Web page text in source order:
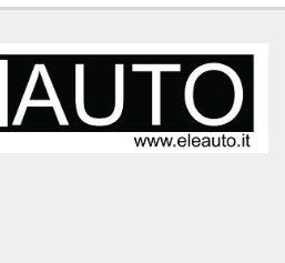
• Alzacristalli elettrici • Autoradio
centralizzata • Climatizzatore •
trazione • Cruise Control • ESP •
assistita • Immobilizzatore
al volante • Pacchetto sportivo •
• Riconoscimento dei segnali stradali •
laterali elettrici • Telecamera
apribile • Trazione integrale • Vetri